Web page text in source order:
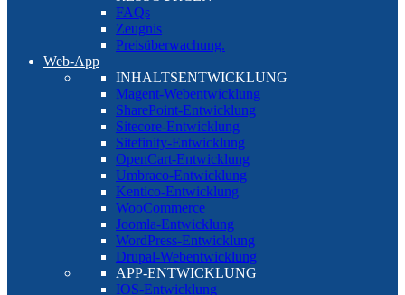
FAQs
Zeugnis
Preisüberwachung.
Web-App
INHALTSENTWICKLUNG
Magent-Webentwicklung
SharePoint-Entwicklung
Sitecore-Entwicklung
Sitefinity-Entwicklung
OpenCart-Entwicklung
Umbraco-Entwicklung
Kentico-Entwicklung
WooCommerce
Joomla-Entwicklung
WordPress-Entwicklung
Drupal-Webentwicklung
APP-ENTWICKLUNG
IOS-Entwicklung